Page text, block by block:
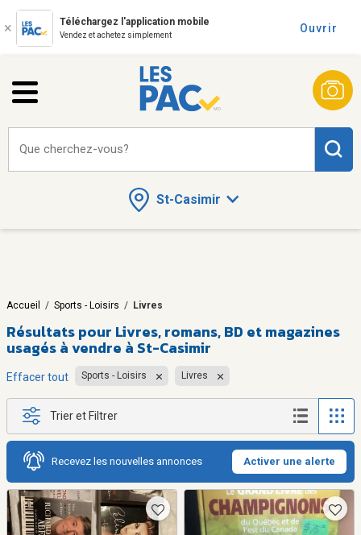
Téléchargez l'application mobile
Vendez et achetez simplement
Ouvrir
St-Casimir
Que cherchez-vous?
Accueil / Sports - Loisirs / Livres
Résultats pour Livres, romans, BD et magazines
usagés à vendre à St-Casimir
Effacer tout Sports - Loisirs Livres
Trier et Filtrer
Recevez les nouvelles annonces Activer une alerte